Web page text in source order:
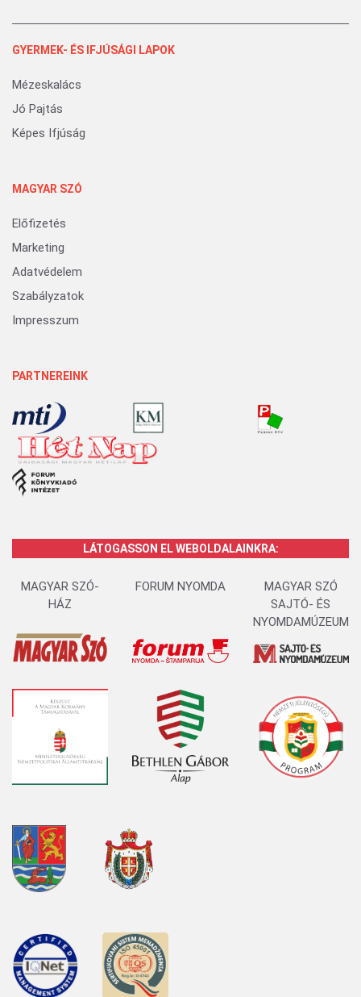
GYERMEK- ÉS IFJÚSÁGI LAPOK
Mézeskalács
Jó Pajtás
Képes Ifjúság
MAGYAR SZÓ
Előfizetés
Marketing
Adatvédelem
Szabályzatok
Impresszum
PARTNEREINK
LÁTOGASSON EL WEBOLDALAINKRA:
MAGYAR SZÓ-
HÁZ
FORUM NYOMDA
MAGYAR SZÓ
SAJTÓ- ÉS
NYOMDAMÚZEUM